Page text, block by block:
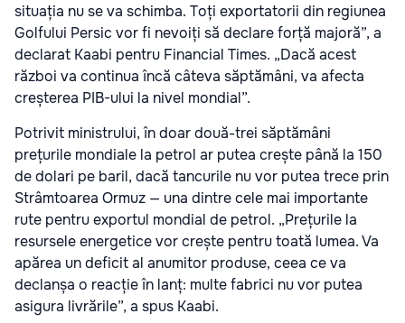
situația nu se va schimba. Toți exportatorii din regiunea
Golfului Persic vor fi nevoiți să declare forță majoră”, a
declarat Kaabi pentru Financial Times. „Dacă acest
război va continua încă câteva săptămâni, va afecta
creșterea PIB-ului la nivel mondial”.
Potrivit ministrului, în doar două-trei săptămâni
prețurile mondiale la petrol ar putea crește până la 150
de dolari pe baril, dacă tancurile nu vor putea trece prin
Strâmtoarea Ormuz — una dintre cele mai importante
rute pentru exportul mondial de petrol. „Prețurile la
resursele energetice vor crește pentru toată lumea. Va
apărea un deficit al anumitor produse, ceea ce va
declanșa o reacție în lanț: multe fabrici nu vor putea
asigura livrările”, a spus Kaabi.